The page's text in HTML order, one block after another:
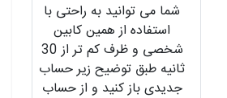
شما می توانید به راحتی با
استفاده از همین کابین
شخصی و ظرف کم تر از 30
ثانیه طبق توضیح زیر حساب
جدیدی باز کنید و از حساب